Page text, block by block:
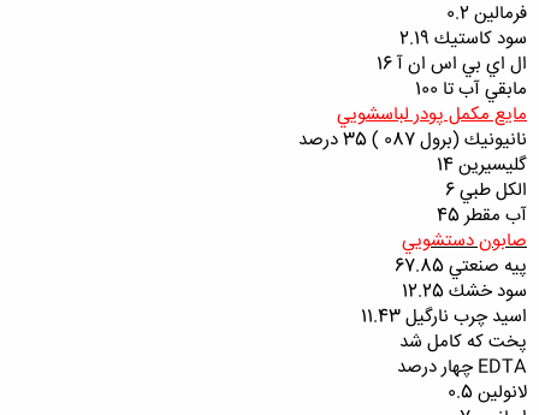
فرمالين 0.2
سود كاستيك 2.19
ال اي بي اس ان آ 16
مابقي آب تا 100
مايع مكمل پودر لباسشويي
نانيونيك (برول 087 ) 35 درصد
گليسيرين 14
الكل طبي 6
آب مقطر 45
صابون دستشويي
پيه صنعتي 67.85
سود خشك 12.25
اسيد چرب نارگيل 11.43
پخت كه كامل شد
EDTA چهار درصد
لانولين 0.5